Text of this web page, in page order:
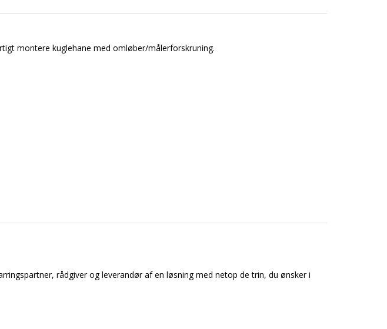
montere kuglehane med omløber/målerforskruning.
rådgiver og leverandør af en løsning med netop de trin, du ønsker i